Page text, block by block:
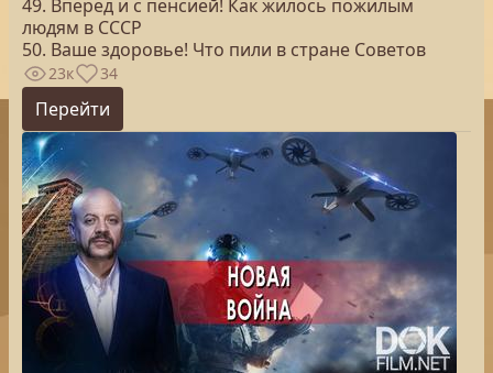
49. Вперед и с пенсией! Как жилось пожилым
людям в СССР
50. Ваше здоровье! Что пили в стране Советов
23к 34
Перейти